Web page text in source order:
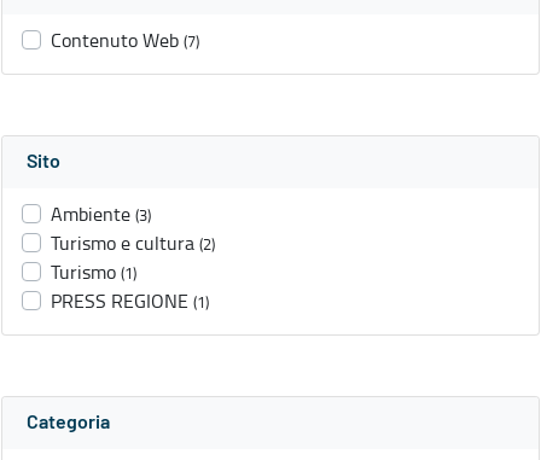
Contenuto Web (7)
Sito
Ambiente (3)
Turismo e cultura (2)
Turismo (1)
PRESS REGIONE (1)
Categoria